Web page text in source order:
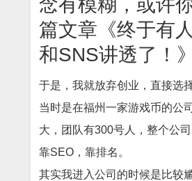
念有模糊，或许
篇文章《终于有
和SNS讲透了！》
于是，我就放弃创业，直接选
当时是在福州一家游戏币的公
大，团队有300号人，整个公
靠SEO，靠排名。
其实我进入公司的时候是比较